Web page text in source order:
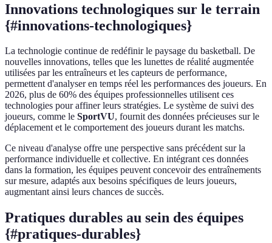
Innovations technologiques sur le terrain
{#innovations-technologiques}
La technologie continue de redéfinir le paysage du basketball. De
nouvelles innovations, telles que les lunettes de réalité augmentée
utilisées par les entraîneurs et les capteurs de performance,
permettent d'analyser en temps réel les performances des joueurs. En
2026, plus de 60% des équipes professionnelles utilisent ces
technologies pour affiner leurs stratégies. Le système de suivi des
joueurs, comme le SportVU, fournit des données précieuses sur le
déplacement et le comportement des joueurs durant les matchs.
Ce niveau d'analyse offre une perspective sans précédent sur la
performance individuelle et collective. En intégrant ces données
dans la formation, les équipes peuvent concevoir des entraînements
sur mesure, adaptés aux besoins spécifiques de leurs joueurs,
augmentant ainsi leurs chances de succès.
Pratiques durables au sein des équipes
{#pratiques-durables}